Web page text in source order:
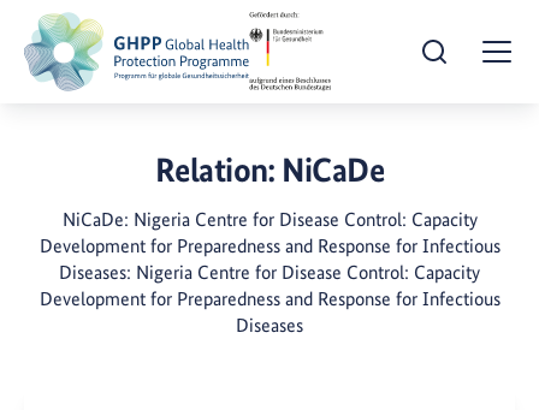
Suche öffnen
Relation: NiCaDe
NiCaDe: Nigeria Centre for Disease Control: Capacity
Development for Preparedness and Response for Infectious
Diseases: Nigeria Centre for Disease Control: Capacity
Development for Preparedness and Response for Infectious
Diseases